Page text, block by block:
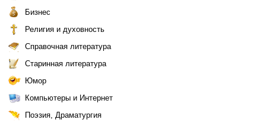
Бизнес
Религия и духовность
Справочная литература
Старинная литература
Юмор
Компьютеры и Интернет
Поэзия, Драматургия